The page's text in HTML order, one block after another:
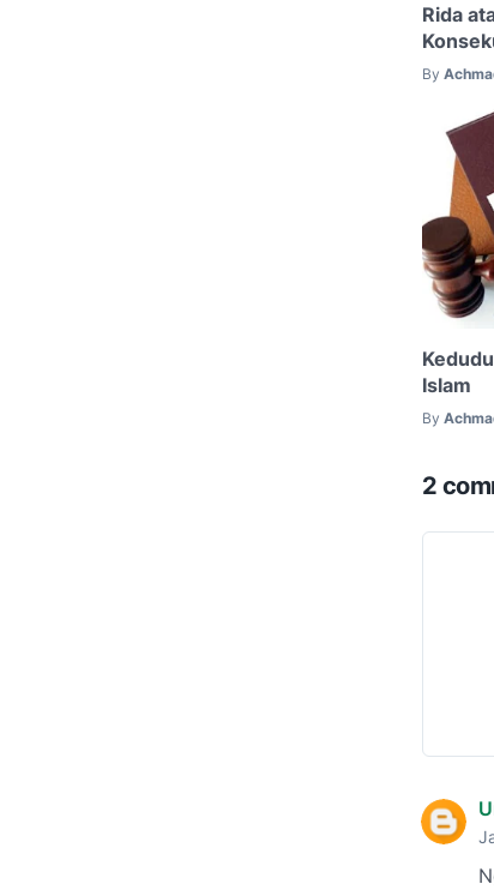
Rida
By
Islam
By
2